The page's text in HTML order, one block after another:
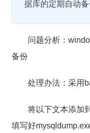
据库的定期自动备
问题分析：
备份
处理办法：采用
将以下文本添加
填写好